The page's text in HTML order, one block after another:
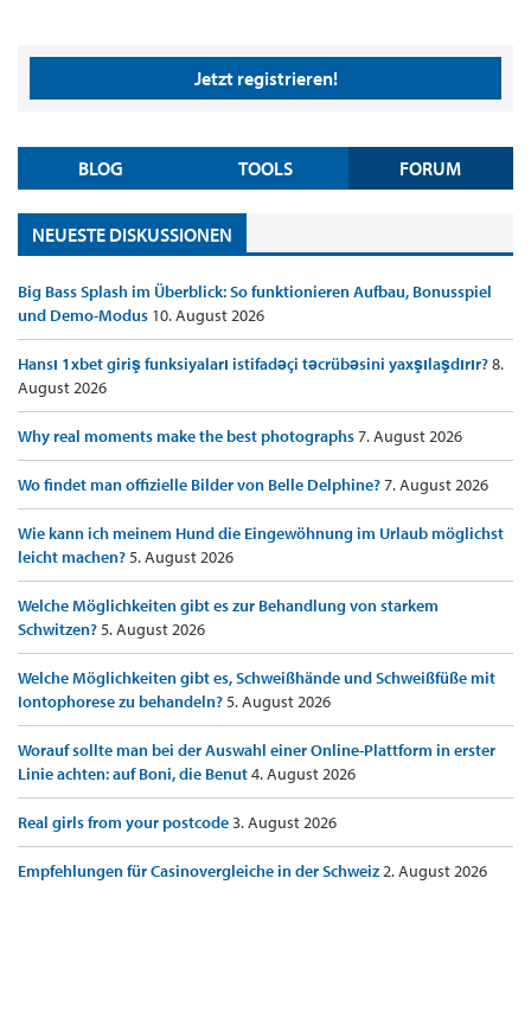
Jetzt registrieren!
BLOG TOOLS FORUM
NEUESTE DISKUSSIONEN
Big Bass Splash im Überblick: So funktionieren Aufbau, Bonusspiel
und Demo-Modus 10. August 2026
Hansı 1xbet giriş funksiyaları istifadəçi təcrübəsini yaxşılaşdırır?8.
August 2026
Why real moments make the best photographs7. August 2026
Wo findet man offizielle Bilder von Belle Delphine?7. August 2026
Wie kann ich meinem Hund die Eingewöhnung im Urlaub möglichst
leicht machen?5. August 2026
Welche Möglichkeiten gibt es zur Behandlung von starkem
Schwitzen?5. August 2026
Welche Möglichkeiten gibt es, Schweißhände und Schweißfüße mit
Iontophorese zu behandeln?5. August 2026
Worauf sollte man bei der Auswahl einer Online-Plattform in erster
Linie achten: auf Boni, die Benut4. August 2026
Real girls from your postcode3. August 2026
Empfehlungen für Casinovergleiche in der Schweiz2. August 2026